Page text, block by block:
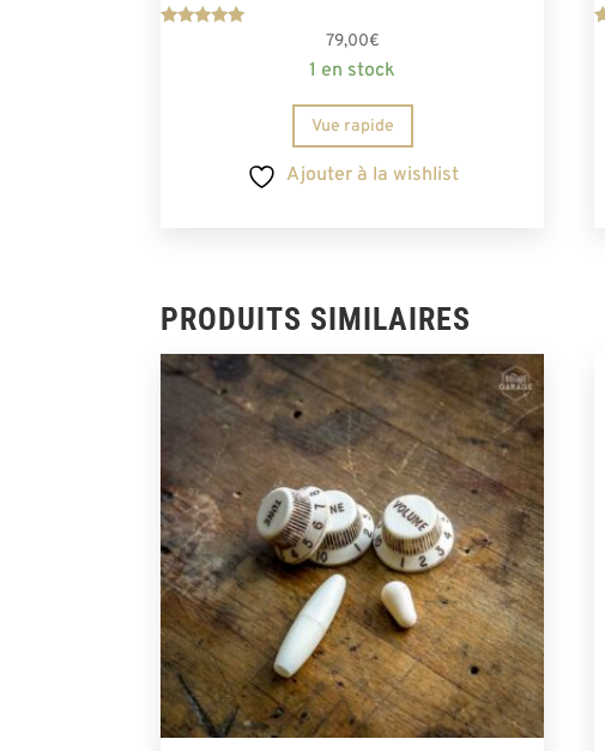
79,00€
1 en stock
Vue rapide
Ajouter à la wishlist
PRODUITS SIMILAIRES